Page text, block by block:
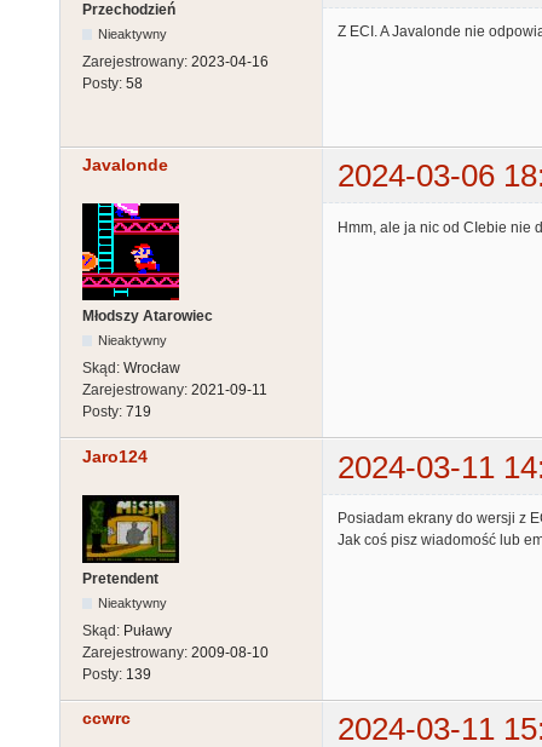
Przechodzień
Nieaktywny
Zarejestrowany: 2023-04-16
Posty: 58
Z ECI. A Javalonde nie
Javalonde 2024-03-06
Młodszy Atarowiec
Nieaktywny
Skąd: Wrocław
Zarejestrowany: 2021-09-11
Posty: 719
Hmm, ale ja nic od CIebie nie
Jaro124 2024-03-11
Pretendent
Nieaktywny
Skąd: Puławy
Zarejestrowany: 2009-08-10
Posty: 139
Posiadam ekrany do wersji z
Jak coś pisz wiadomość lub
ccwrc 2024-03-11